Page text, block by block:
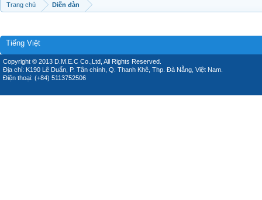
Trang chủ Diễn đàn
Tiếng Việt
Copyright © 2013 D.M.E.C Co.,Ltd, All Rights Reserved.
Địa chỉ: K190 Lê Duẩn, P. Tân chính, Q. Thanh Khê, Thp. Đà Nẵng, Việt Nam.
Điện thoại: (+84) 5113752506